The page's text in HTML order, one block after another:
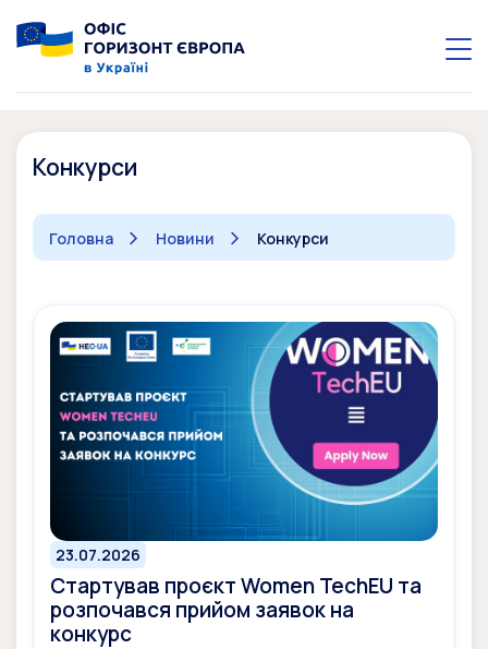
Конкурси
Головна Новини Конкурси
23.07.2026
Стартував проєкт Women TechEU та
розпочався прийом заявок на
конкурс